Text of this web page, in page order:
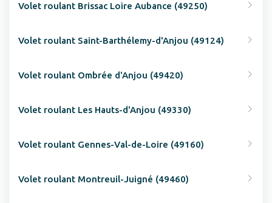
Volet roulant Brissac Loire Aubance (49250)
Volet roulant Saint-Barthélemy-d'Anjou (49124)
Volet roulant Ombrée d'Anjou (49420)
Volet roulant Les Hauts-d'Anjou (49330)
Volet roulant Gennes-Val-de-Loire (49160)
Volet roulant Montreuil-Juigné (49460)